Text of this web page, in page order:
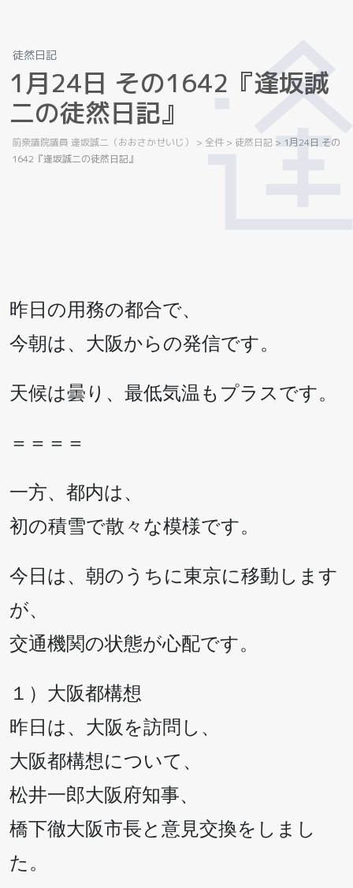
徒然日記
1月24日 その1642 『逢坂誠
二の徒然日記』
前衆議院議員 逢坂誠二（おおさかせいじ） > 全件 > 徒然日記 > 1月24日 その
1642『逢坂誠二の徒然日記』
昨日の用務の都合で、
今朝は、大阪からの発信です。
天候は曇り、最低気温もプラスです。
＝＝＝＝
一方、都内は、
初の積雪で散々な模様です。
今日は、朝のうちに東京に移動します
が、
交通機関の状態が心配です。
１）大阪都構想
昨日は、大阪を訪問し、
大阪都構想について、
松井一郎大阪府知事、
橋下徹大阪市長と意見交換をしまし
た。